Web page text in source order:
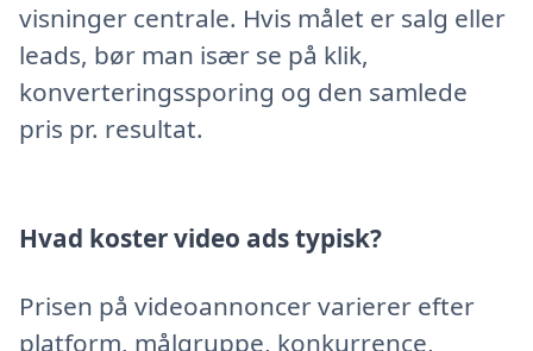
visninger centrale. Hvis målet er salg eller
leads, bør man især se på klik,
konverteringssporing og den samlede
pris pr. resultat.
Hvad koster video ads typisk?
Prisen på videoannoncer varierer efter
platform, målgruppe, konkurrence,